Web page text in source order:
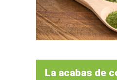
La acabas de